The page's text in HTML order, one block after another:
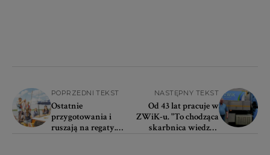
POPRZEDNI TEKST
Ostatnie
przygotowania i
ruszają na regaty.
NASTĘPNY TEKST
Od 43 lat pracuje w
ZWiK-u. "To chodząca
skarbnica wiedzy i